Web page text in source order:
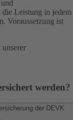
Leistung in jedem
Voraussetzung ist
werden?
der DEVK